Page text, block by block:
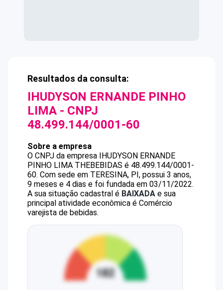
Resultados da consulta:
IHUDYSON ERNANDE PINHO
LIMA - CNPJ
48.499.144/0001-60
Sobre a empresa
O CNPJ da empresa IHUDYSON ERNANDE
PINHO LIMA THEBEBIDAS é 48.499.144/0001-
60. Com sede em TERESINA, PI, possui 3 anos,
9 meses e 4 dias e foi fundada em 03/11/2022.
A sua situação cadastral é BAIXADA e sua
principal atividade econômica é Comércio
varejista de bebidas.